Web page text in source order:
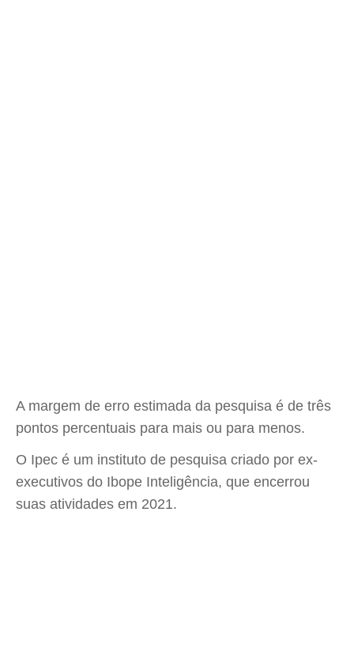
A margem de erro estimada da pesquisa é de três
pontos percentuais para mais ou para menos.
O Ipec é um instituto de pesquisa criado por ex-
executivos do Ibope Inteligência, que encerrou
suas atividades em 2021.